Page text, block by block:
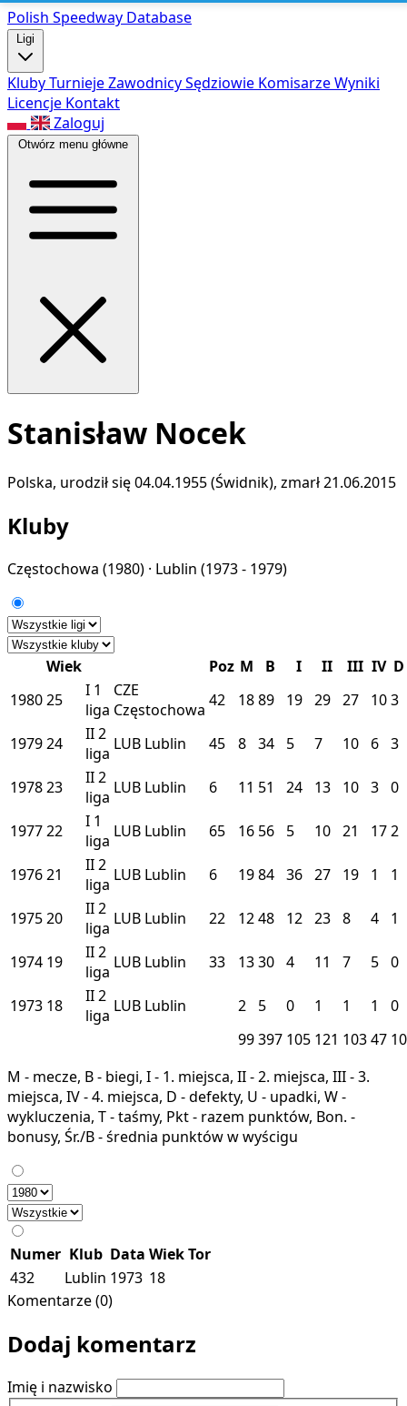
Polish Speedway Database
Ligi
KlubyTurniejeZawodnicySędziowie KomisarzeWyniki
Licencje Kontakt
Zaloguj
Otwórz menu główne
Stanisław Nocek
Polska, urodził się 04.04.1955 (Świdnik), zmarł 21.06.2015
Kluby
Częstochowa (1980) · Lublin (1973 - 1979)
Wiek Poz M B I II III IV D
198025 I 1
liga
CZE
Częstochowa 42 1889 19 29 27 103
197924 II2
liga LUB Lublin 45 8 34 5 7 10 6 3
197823 II2
liga LUB Lublin 6 11 51 24 13 10 3 0
197722 I 1
liga LUB Lublin 65 16 56 5 10 21 172
197621 II2
liga LUB Lublin 6 1984 36 27 19 1 1
197520 II2
liga LUB Lublin 22 1248 12 23 8 4 1
1974 19 II2
liga LUB Lublin 33 1330 4 11 7 5 0
1973 18 II2
liga LUB Lublin 2 5 0 1 1 1
0
99397 105 121 10347 10
M - mecze, B - biegi, I - 1. miejsca, II - 2. miejsca, III - 3.
miejsca, IV - 4. miejsca, D - defekty, U - upadki, W -
wykluczenia, T - taśmy, Pkt - razem punktów, Bon. -
bonusy, Śr./B - średnia punktów w wyścigu
Numer Klub Data WiekTor
432
Lublin 1973 18
Komentarze (0)
Dodaj komentarz
Imię i nazwisko